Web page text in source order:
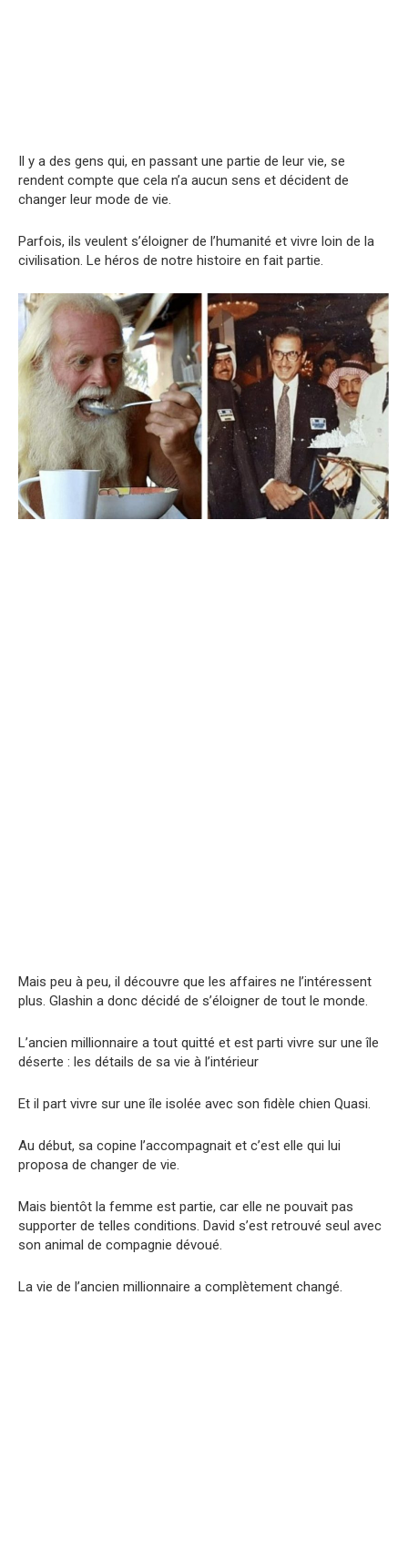
Il y a des gens qui, en passant une partie de leur vie, se
rendent compte que cela n’a aucun sens et décident de
changer leur mode de vie.
Parfois, ils veulent s’éloigner de l’humanité et vivre loin de la
civilisation. Le héros de notre histoire en fait partie.
Mais peu à peu, il découvre que les affaires ne l’intéressent
plus. Glashin a donc décidé de s’éloigner de tout le monde.
L’ancien millionnaire a tout quitté et est parti vivre sur une île
déserte : les détails de sa vie à l’intérieur
Et il part vivre sur une île isolée avec son fidèle chien Quasi.
Au début, sa copine l’accompagnait et c’est elle qui lui
proposa de changer de vie.
Mais bientôt la femme est partie, car elle ne pouvait pas
supporter de telles conditions. David s’est retrouvé seul avec
son animal de compagnie dévoué.
La vie de l’ancien millionnaire a complètement changé.